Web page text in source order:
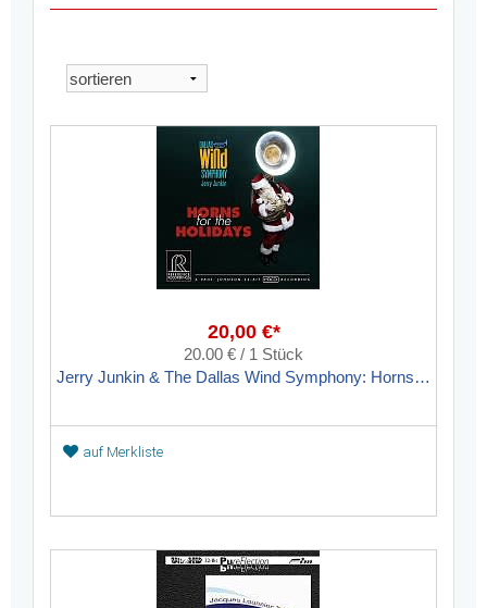
20,00 €*
20.00 € / 1 Stück
Jerry Junkin & The Dallas Wind Symphony: Horns for the Holidays
auf Merkliste